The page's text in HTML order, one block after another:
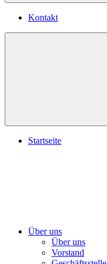
Kontakt
Startseite
Über uns
Über uns
Vorstand